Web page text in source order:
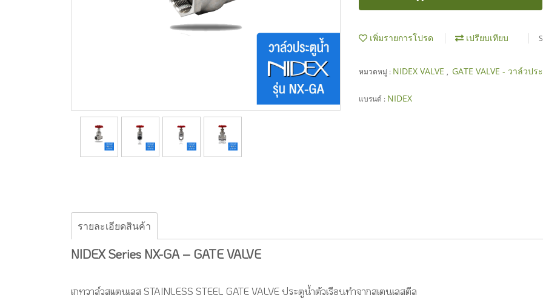
เพิ่มรายการโปรด เปรียบเทียบ
หมวดหมู่ : NIDEX VALVE , GATE VALVE - วาล์วปร
แบรนด์ : NIDEX
รายละเอียดสินค้า
NIDEX Series NX-GA – GATE VALVE
เกทวาล์วสแตนเลส STAINLESS STEEL GATE VALVE ประตูน้ำตัวเรือนทำจากสเตนเลสตีล